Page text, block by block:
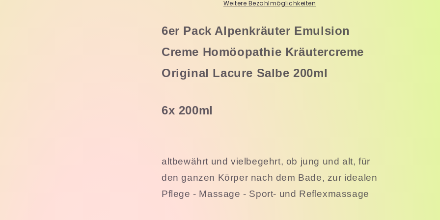
Salbe
200ml
Pack
Original
Salbe
200ml
Pack
Weitere Bezahlmöglichkeiten
6er Pack Alpenkräuter Emulsion
Creme Homöopathie Kräutercreme
Original Lacure Salbe 200ml
6x 200ml
altbewährt und vielbegehrt, ob jung und alt, für
den ganzen Körper nach dem Bade, zur idealen
Pflege - Massage - Sport- und Reflexmassage